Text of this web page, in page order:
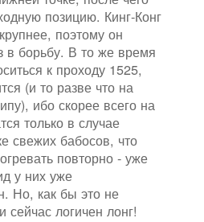
позицию. Кинг-Конг
поэтому он
в борьбу. В то же время
к проходу 1525,
(и то разве что на
ибо скорее всего на
только в случае
свежих бабосов, что
повторно - уже
у них уже
Но, как бы это не
сейчас логичен лонг!